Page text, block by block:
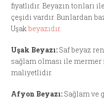
fiyatlıdır. Beyazın tonları
çeşidi vardır. Bunlardan
Uşakbeyazıdır.
Uşak Beyazı: Saf beyaz
sağlam olması ile
maliyetlidir.
Afyon Beyazı: Sağlam ve